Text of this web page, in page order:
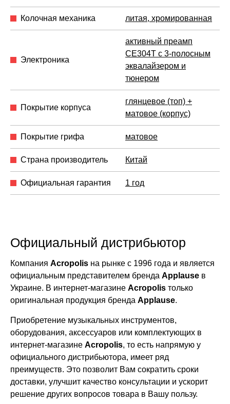
Колочная механика литая, хромированная
Электроника
активный преамп
CE304T с 3-полосным
эквалайзером и
тюнером
Покрытие корпуса
глянцевое (топ) +
матовое (корпус)
Покрытие грифа матовое
Страна производитель Китай
Официальная гарантия 1 год
Официальный дистрибьютор
Компания Acropolis на рынке с 1996 года и является
официальным представителем бренда Applause в
Украине. В интернет-магазине Acropolis только
оригинальная продукция бренда Applause.
Приобретение музыкальных инструментов,
оборудования, аксессуаров или комплектующих в
интернет-магазине Acropolis, то есть напрямую у
официального дистрибьютора, имеет ряд
преимуществ. Это позволит Вам сократить сроки
доставки, улучшит качество консультации и ускорит
решение других вопросов товара в Вашу пользу.